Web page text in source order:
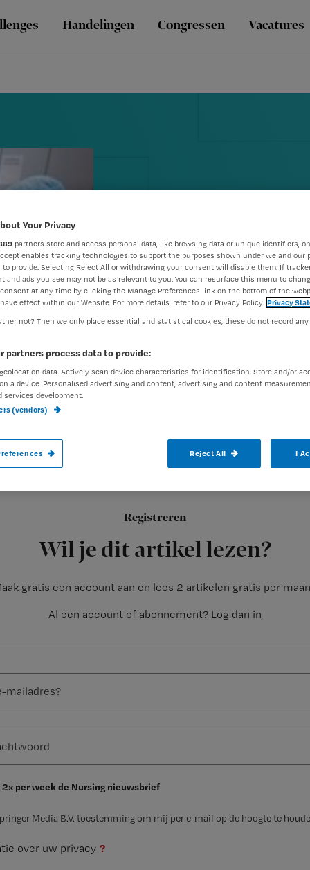
Handelingen Congressen Vacatures
Tips om je
je nieuwe
Auteur:
Registreren
Wil je dit artikel lezen?
gratis een account aan en lees 2 artikelen gratis per
Al een account of abonnement? Log dan in
2x per week de Nursing nieuwsbrief
Media B.V. toestemming om mij per e-mail op de hoogte te
over uw privacy ?
Gefeliciteerd, je hebt je diploma! Nu
Your Privacy
partners store and access personal data, like browsing data or unique identifiers,
enables tracking technologies to support the purposes shown under we and our
to provide. Selecting Reject All or withdrawing your consent will disable them. If
and ads you see may not be as relevant to you. You can resurface this menu to
at any time by clicking the Manage Preferences link on the bottom of the
effect within our Website. For more details, refer to our Privacy Policy. Privacy
not? Then we only place essential and statistical cookies, these do not record
partners process data to provide:
data. Actively scan device characteristics for identification. Store and/or
a device. Personalised advertising and content, advertising and content
services development.
(vendors)
Reject All I